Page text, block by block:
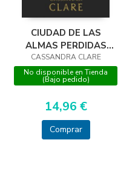
CIUDAD DE LAS
ALMAS PERDIDAS
(NUEVA PRESENTACI
CASSANDRA CLARE
No disponible en Tienda
(Bajo pedido)
14,96 €
Comprar